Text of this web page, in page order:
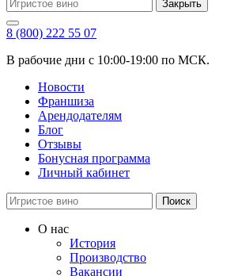
Закрыть
8 (800) 222 55 07
В рабочие дни с 10:00-19:00 по МСК.
Новости
Франшиза
Арендодателям
Блог
Отзывы
Бонусная программа
Личный кабинет
Поиск
О нас
История
Производство
Вакансии